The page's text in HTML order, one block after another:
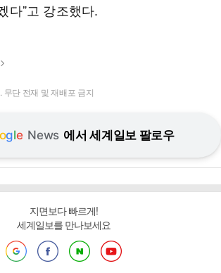
다”고 강조했다.
단 전재 및 재배포 금지
gle News 에서 세계일보 팔로우
지면보다 빠르게!
세계일보를 만나보세요